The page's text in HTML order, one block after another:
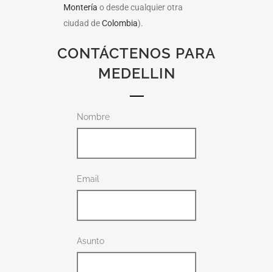
Montería o desde cualquier otra
ciudad deColombia).
CONTÁCTENOS PARA
MEDELLIN
Nombre
Email
Asunto